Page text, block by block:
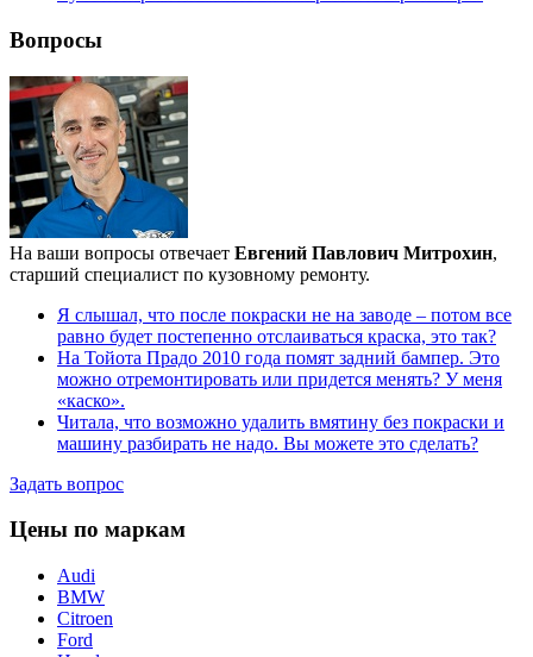
Вопросы
На ваши вопросы отвечает Евгений Павлович Митрохин,
старший специалист по кузовному ремонту.
Я слышал, что после покраски не на заводе – потом все
равно будет постепенно отслаиваться краска, это так?
На Тойота Прадо 2010 года помят задний бампер. Это
можно отремонтировать или придется менять? У меня
«каско».
Читала, что возможно удалить вмятину без покраски и
машину разбирать не надо. Вы можете это сделать?
Задать вопрос
Цены по маркам
Audi
BMW
Citroen
Ford